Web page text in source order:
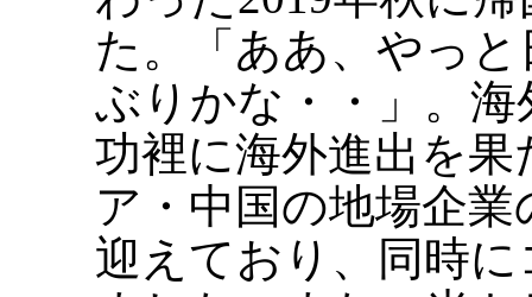
た。「ああ、やっ
ぶりかな・・」。
功裡に海外進出を
ア・中国の地場企
迎えており、同時